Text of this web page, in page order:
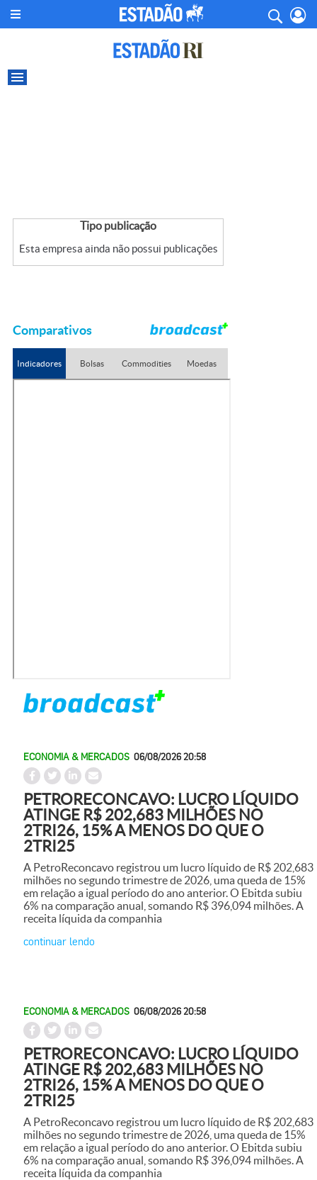
Tipo publicação
Esta empresa ainda não possui publicações
Comparativos
Indicadores Bolsas Commodities Moedas
ECONOMIA & MERCADOS 06/08/2026 20:58
PETRORECONCAVO: LUCRO LÍQUIDO
ATINGE R$ 202,683 MILHÕES NO
2TRI26, 15% A MENOS DO QUE O
2TRI25
A PetroReconcavo registrou um lucro líquido de R$ 202,683
milhões no segundo trimestre de 2026, uma queda de 15%
em relação a igual período do ano anterior. O Ebitda subiu
6% na comparação anual, somando R$ 396,094 milhões. A
receita líquida da companhia
continuar lendo
ECONOMIA & MERCADOS 06/08/2026 20:58
PETRORECONCAVO: LUCRO LÍQUIDO
ATINGE R$ 202,683 MILHÕES NO
2TRI26, 15% A MENOS DO QUE O
2TRI25
A PetroReconcavo registrou um lucro líquido de R$ 202,683
milhões no segundo trimestre de 2026, uma queda de 15%
em relação a igual período do ano anterior. O Ebitda subiu
6% na comparação anual, somando R$ 396,094 milhões. A
receita líquida da companhia